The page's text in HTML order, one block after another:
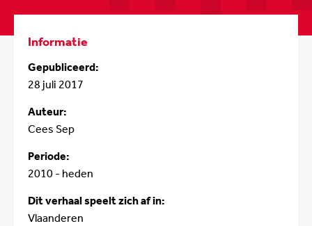
Informatie
Gepubliceerd:
28 juli 2017
Auteur:
Cees Sep
Periode:
2010 - heden
Dit verhaal speelt zich af in:
Vlaanderen